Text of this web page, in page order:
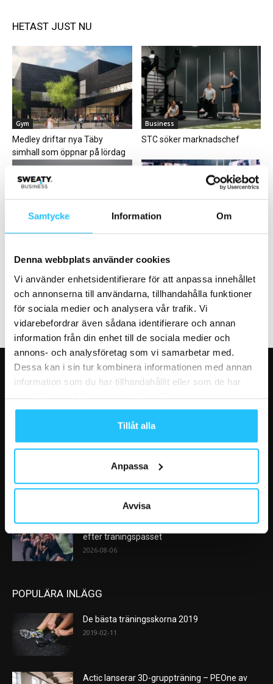
Samtycke Information Om
Denna webbplats använder cookies
Vi använder enhetsidentifierare för att anpassa innehållet
och annonserna till användarna, tillhandahålla funktioner
för sociala medier och analysera vår trafik. Vi
vidarebefordrar även sådana identifierare och annan
information från din enhet till de sociala medier och
annons- och analysföretag som vi samarbetar med.
Dessa kan i sin tur kombinera informationen med annan
information som du har tillhandahållit eller som de har
Tillåt alla
Anpassa
Avvisa
HETAST JUST NU
Gym
Medley driftar nya Täby
simhall som öppnar på lördag
Business
STC söker marknadschef
Gym
rekordförsäljning av Matrix
konditionsmaskiner
Business
BODi
VÅRA FAVORITER
Efter rekordåren: Träningsmarknaden går in i
en ny fas – medlemslojalitet...
Nike satsar på hybridträning när Hyrox formar
2026-08-07
AI kommer aldrig kunna ersätta en frukost
efter träningspasset
2026-08-06
POPULÄRA INLÄGG
De bästa träningsskorna 2019
2019-02-11
Actic lanserar 3D-gruppträning – PEOne av